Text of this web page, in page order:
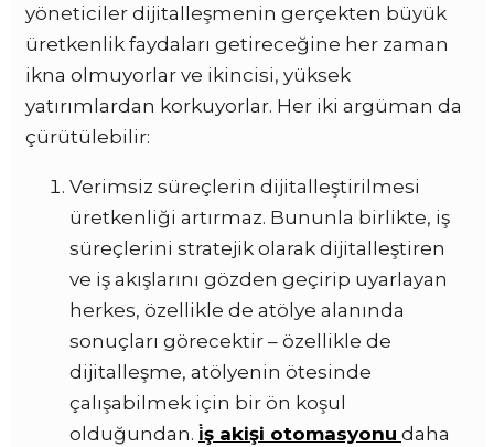
yöneticiler dijitalleşmenin gerçekten büyük
üretkenlik faydaları getireceğine her zaman
ikna olmuyorlar ve ikincisi, yüksek
yatırımlardan korkuyorlar. Her iki argüman da
çürütülebilir:
Verimsiz süreçlerin dijitalleştirilmesi
üretkenliği artırmaz. Bununla birlikte, iş
süreçlerini stratejik olarak dijitalleştiren
ve iş akışlarını gözden geçirip uyarlayan
herkes, özellikle de atölye alanında
sonuçları görecektir – özellikle de
dijitalleşme, atölyenin ötesinde
çalışabilmek için bir ön koşul
olduğundan. i̇ş akişi otomasyonu daha